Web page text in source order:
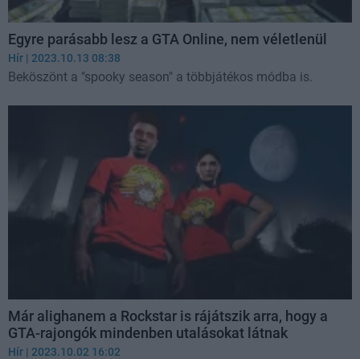
Egyre parásabb lesz a GTA Online, nem véletlenül
Hír | 2023.10.13 08:38
Beköszönt a "spooky season" a többjátékos módba is.
Már alighanem a Rockstar is rájátszik arra, hogy a
GTA-rajongók mindenben utalásokat látnak
Hír | 2023.10.02 16:02